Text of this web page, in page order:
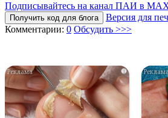
Подписывайтесь на канал ПАИ в
Получить код для блога
Версия для
Комментарии: 0 Обсудить >>>
i